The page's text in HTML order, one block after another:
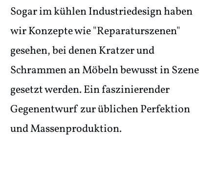
Sogar im kühlen Industriedesign haben
wir Konzepte wie "Reparaturszenen"
gesehen, bei denen Kratzer und
Schrammen an Möbeln bewusst in Szene
gesetzt werden. Ein faszinierender
Gegenentwurf zur üblichen Perfektion
und Massenproduktion.